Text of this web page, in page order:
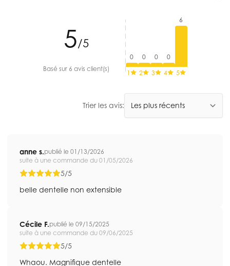
5/5
Basé sur 6 avis client(s)
0
1
0
2
0
3
0
4
6
5
Trier les avis:
anne s.publié le 01/13/2026
suite à une commande du 01/05/2026
5/5
belle dentelle non extensible
Cécile F.publié le 09/15/2025
suite à une commande du 09/06/2025
5/5
Whaou. Magnifique dentelle